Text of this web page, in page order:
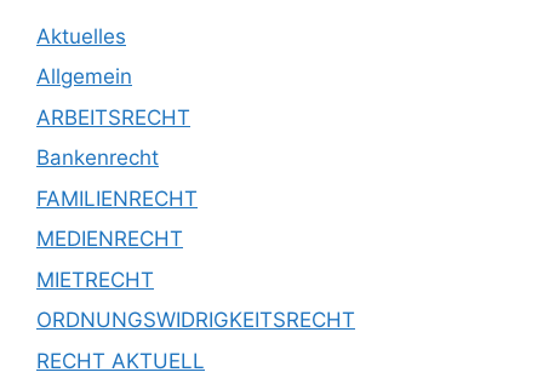
Aktuelles
Allgemein
ARBEITSRECHT
Bankenrecht
FAMILIENRECHT
MEDIENRECHT
MIETRECHT
ORDNUNGSWIDRIGKEITSRECHT
RECHT AKTUELL